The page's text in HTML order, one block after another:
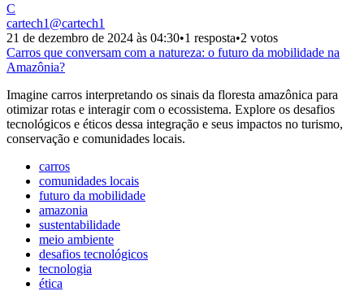
C
cartech1 @cartech1
21 de dezembro de 2024 às 04:30•1 resposta•2 votos
Carros que conversam com a natureza: o futuro da mobilidade na
Amazônia?
Imagine carros interpretando os sinais da floresta amazônica para
otimizar rotas e interagir com o ecossistema. Explore os desafios
tecnológicos e éticos dessa integração e seus impactos no turismo,
conservação e comunidades locais.
carros
comunidades locais
futuro da mobilidade
amazonia
sustentabilidade
meio ambiente
desafios tecnológicos
tecnologia
ética